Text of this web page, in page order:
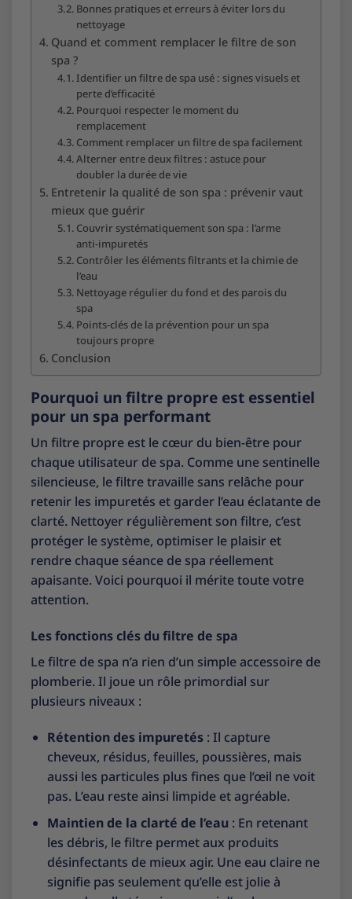
Bonnes pratiques et erreurs à éviter lors du
nettoyage
Quand et comment remplacer le filtre de son
spa ?
Identifier un filtre de spa usé : signes visuels et
perte d’efficacité
Pourquoi respecter le moment du
remplacement
Comment remplacer un filtre de spa facilement
Alterner entre deux filtres : astuce pour
doubler la durée de vie
Entretenir la qualité de son spa : prévenir vaut
mieux que guérir
Couvrir systématiquement son spa : l’arme
anti-impuretés
Contrôler les éléments filtrants et la chimie de
l’eau
Nettoyage régulier du fond et des parois du
spa
Points-clés de la prévention pour un spa
toujours propre
Conclusion
Pourquoi un filtre propre est essentiel
pour un spa performant
Un filtre propre est le cœur du bien-être pour
chaque utilisateur de spa. Comme une sentinelle
silencieuse, le filtre travaille sans relâche pour
retenir les impuretés et garder l’eau éclatante de
clarté. Nettoyer régulièrement son filtre, c’est
protéger le système, optimiser le plaisir et
rendre chaque séance de spa réellement
apaisante. Voici pourquoi il mérite toute votre
attention.
Les fonctions clés du filtre de spa
Le filtre de spa n’a rien d’un simple accessoire de
plomberie. Il joue un rôle primordial sur
plusieurs niveaux :
Rétention des impuretés: Il capture
cheveux, résidus, feuilles, poussières, mais
aussi les particules plus fines que l’œil ne voit
pas. L’eau reste ainsi limpide et agréable.
Maintien de la clarté de l’eau : En retenant
les débris, le filtre permet aux produits
désinfectants de mieux agir. Une eau claire ne
signifie pas seulement qu’elle est jolie à